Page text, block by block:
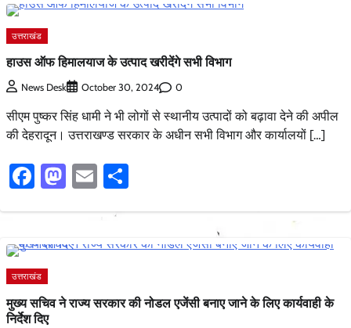
उत्तराखंड
हाउस ऑफ हिमालयाज के उत्पाद खरीदेंगे सभी विभाग
News Desk October 30, 2024 0
सीएम पुष्कर सिंह धामी ने भी लोगों से स्थानीय उत्पादों को बढ़ावा देने की अपील
की देहरादून। उत्तराखण्ड सरकार के अधीन सभी विभाग और कार्यालयों […]
Facebook
Mastodon
Email
उत्तराखंड
मुख्य सचिव ने राज्य सरकार की नोडल एजेंसी बनाए जाने के लिए कार्यवाही के
निर्देश दिए